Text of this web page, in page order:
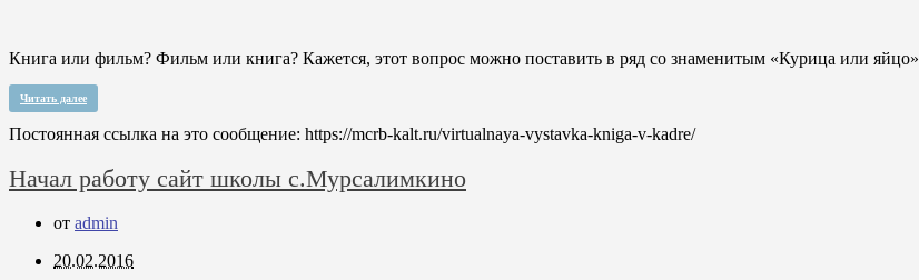
Книга или фильм? Фильм или книга? Кажется, этот вопрос можно поставить в ряд со знаменитым «Курица или
Читать далее
Постоянная ссылка на это сообщение: https://mcrb-kalt.ru/virtualnaya-vystavka-kniga-v-kadre/
Начал работу сайт школы с.Мурсалимкино
от admin
20.02.2016